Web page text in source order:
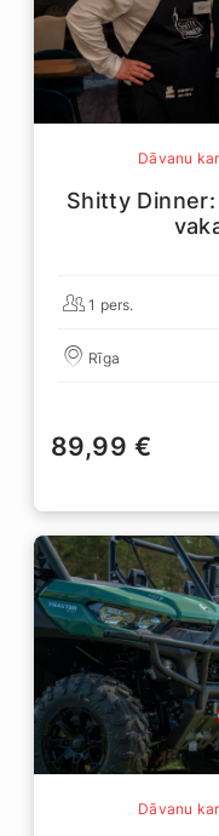
Dāvanu
Shitty
1 pers.
Rīga
89,99 €
Dāvanu